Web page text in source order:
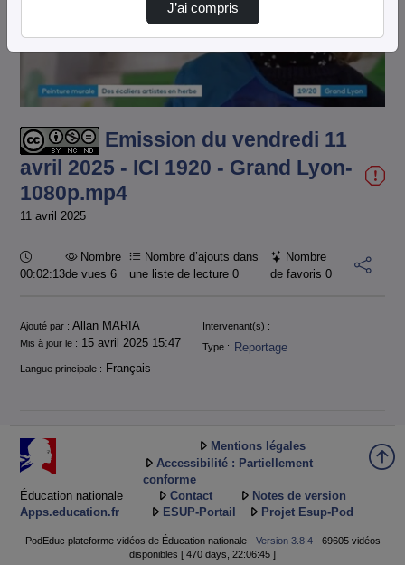
Lire
vidéo
Emission du vendredi 11
avril 2025 - ICI 1920 - Grand Lyon-
1080p.mp4
11 avril 2025
Durée :
00:02:13
Nombre
de vues 6
Nombre d’ajouts dans
une liste de lecture0
Nombre
de favoris 0
Informations
Ajouté par : Allan MARIA
Intervenant(s) :
Mis à jour le : 15 avril 2025 15:47 Type : Reportage
Langue principale : Français
Éducation nationale
Apps.education.fr
Mentions légales
Accessibilité : Partiellement
conforme
Contact
Notes de version
ESUP-Portail
Projet Esup-Pod
PodEduc plateforme vidéos de Éducation nationale - Version 3.8.4- 69605 vidéos
disponibles [ 470 days, 22:06:45 ]
J’ai compris